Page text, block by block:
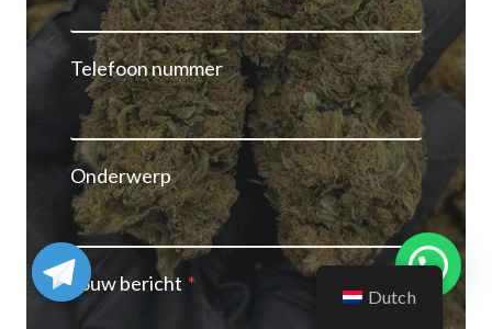
Telefoon nummer
Onderwerp
Jouw bericht *
Dutch